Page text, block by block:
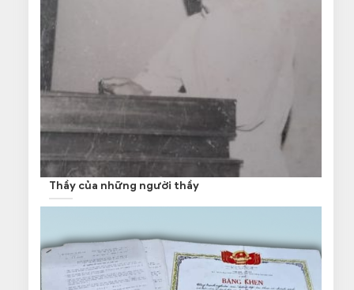
Thầy của những người thầy